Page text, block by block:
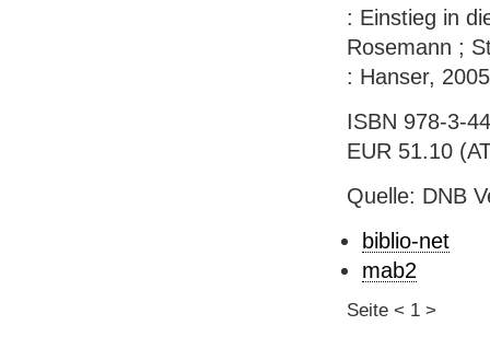
: Einstieg in
Rosemann ;
: Hanser,
ISBN 978-3-
EUR 51.10
Quelle: DNB
biblio-net
mab2
Seite < 1 >